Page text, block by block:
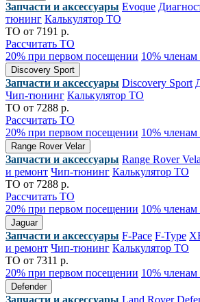
Запчасти и аксессуары Evoque
тюнинг Калькулятор ТО
ТО от 7191 р.
Рассчитать ТО
20% при первом посещении 10%
Discovery Sport
Запчасти и аксессуары Discovery Sport
Чип-тюнинг Калькулятор ТО
ТО от 7288 р.
Рассчитать ТО
20% при первом посещении 10%
Range Rover Velar
Запчасти и аксессуары Range Rover
и ремонт Чип-тюнинг Калькулятор ТО
ТО от 7288 р.
Рассчитать ТО
20% при первом посещении 10%
Jaguar
Запчасти и аксессуары F-Pace F-Type
и ремонт Чип-тюнинг Калькулятор ТО
ТО от 7311 р.
20% при первом посещении 10%
Defender
Запчасти и аксессуары Land Rover